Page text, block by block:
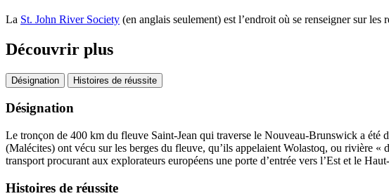
La St. John River Society (en anglais seulement) est l’endroit où se renseigner sur
Découvrir plus
Désignation Histoires de réussite
Désignation
Le tronçon de 400 km du fleuve Saint-Jean qui traverse le Nouveau-Brunswick a été
(Malécites) ont vécu sur les berges du fleuve, qu’ils appelaient Wolastoq, ou rivière
transport procurant aux explorateurs européens une porte d’entrée vers l’Est et le
Histoires de réussite